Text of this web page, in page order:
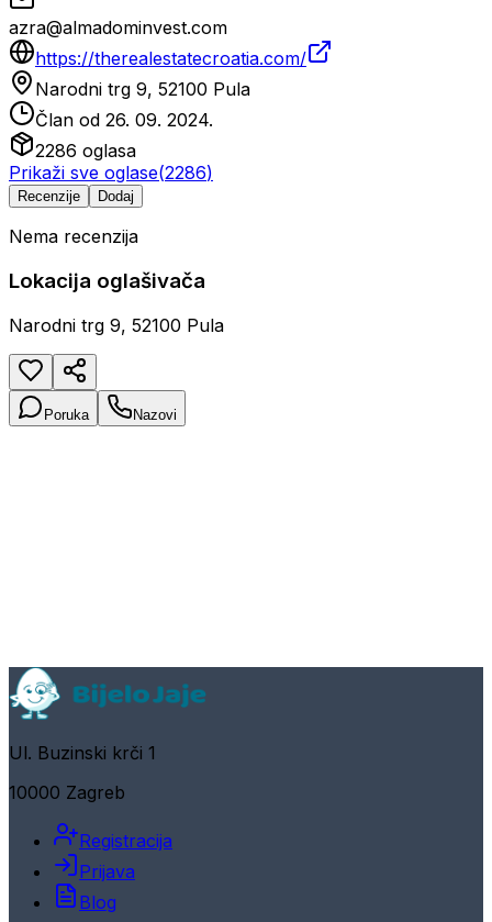
azra@almadominvest.com
https://therealestatecroatia.com/
Narodni trg 9, 52100 Pula
Član od 26. 09. 2024.
2286 oglasa
Prikaži sve oglase(2286)
Recenzije Dodaj
Nema recenzija
Lokacija oglašivača
Narodni trg 9, 52100 Pula
Poruka Nazovi
Ul. Buzinski krči 1
10000 Zagreb
Registracija
Prijava
Blog